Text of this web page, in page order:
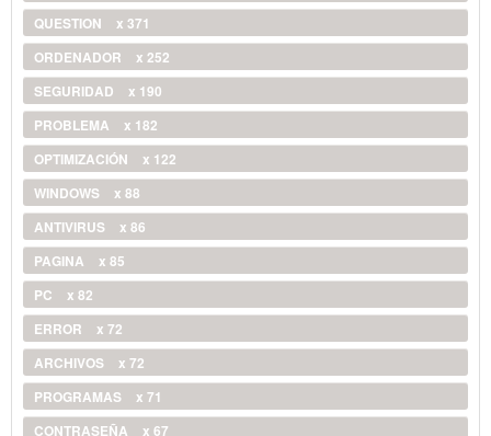
QUESTION
x 371
ORDENADOR
x 252
SEGURIDAD
x 190
PROBLEMA
x 182
OPTIMIZACIÓN
x 122
WINDOWS
x 88
ANTIVIRUS
x 86
PAGINA
x 85
PC
x 82
ERROR
x 72
ARCHIVOS
x 72
PROGRAMAS
x 71
CONTRASEÑA
x 67